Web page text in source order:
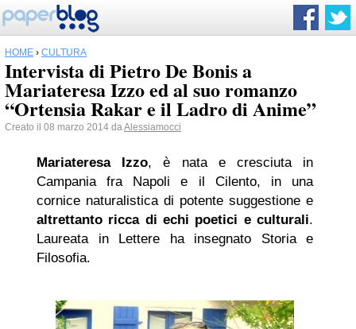
HOME › CULTURA
Intervista di Pietro De Bonis a
Mariateresa Izzo ed al suo romanzo
“Ortensia Rakar e il Ladro di Anime”
Creato il 08 marzo 2014 daAlessiamocci
Mariateresa Izzo, è nata e cresciuta in
Campania fra Napoli e il Cilento, in una
cornice naturalistica di potente suggestione e
altrettanto ricca di echi poetici e culturali.
Laureata in Lettere ha insegnato Storia e
Filosofia.